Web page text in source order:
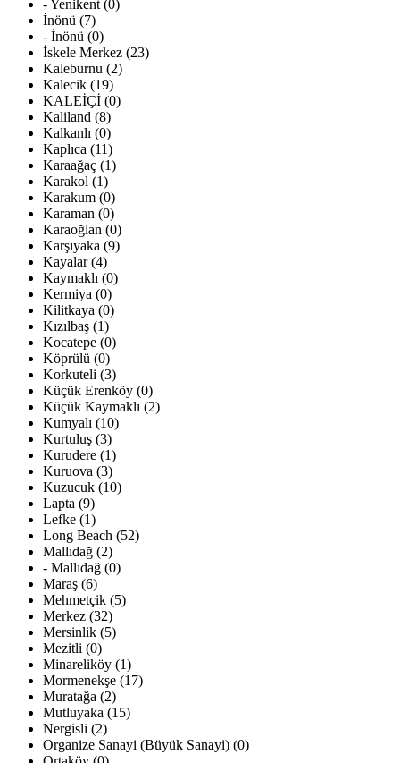
- Yenikent (0)
İnönü (7)
- İnönü (0)
İskele Merkez (23)
Kaleburnu (2)
Kalecik (19)
KALEİÇİ (0)
Kaliland (8)
Kalkanlı (0)
Kaplıca (11)
Karaağaç (1)
Karakol (1)
Karakum (0)
Karaman (0)
Karaoğlan (0)
Karşıyaka (9)
Kayalar (4)
Kaymaklı (0)
Kermiya (0)
Kilitkaya (0)
Kızılbaş (1)
Kocatepe (0)
Köprülü (0)
Korkuteli (3)
Küçük Erenköy (0)
Küçük Kaymaklı (2)
Kumyalı (10)
Kurtuluş (3)
Kurudere (1)
Kuruova (3)
Kuzucuk (10)
Lapta (9)
Lefke (1)
Long Beach (52)
Mallıdağ (2)
- Mallıdağ (0)
Maraş (6)
Mehmetçik (5)
Merkez (32)
Mersinlik (5)
Mezitli (0)
Minareliköy (1)
Mormenekşe (17)
Muratağa (2)
Mutluyaka (15)
Nergisli (2)
Organize Sanayi (Büyük Sanayi) (0)